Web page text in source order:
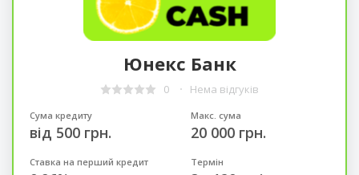
Юнекс Банк
0 Нема відгуків
Сума кредиту
від 500 грн.
Макс. сума
20 000 грн.
Ставка на перший кредит Термін